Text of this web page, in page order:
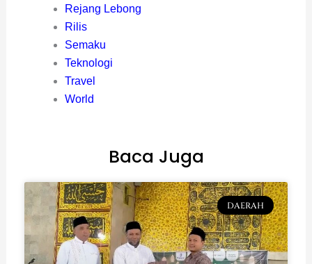
Rejang Lebong
Rilis
Semaku
Teknologi
Travel
World
Baca Juga
DAERAH